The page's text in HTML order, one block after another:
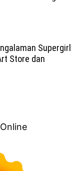
Supergirl
Store dan